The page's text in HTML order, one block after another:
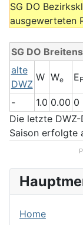
SG DO
ausgewerteten
SG DO
alte
DWZ
W We EF
- 1.0 0.00 0
Die letzte
Saison erfolgte
Home